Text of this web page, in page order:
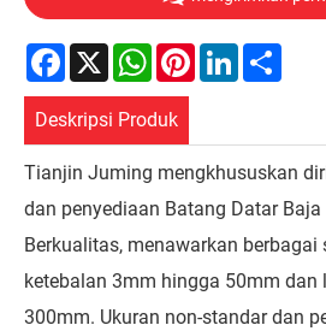
Facebook
X WhatsApp
PinterestLinkedIn
Deskripsi Produk
Tianjin Juming mengkhususkan
dan penyediaan Batang Datar
Berkualitas, menawarkan
ketebalan 3mm hingga 50mm dan
300mm. Ukuran non-standar dan